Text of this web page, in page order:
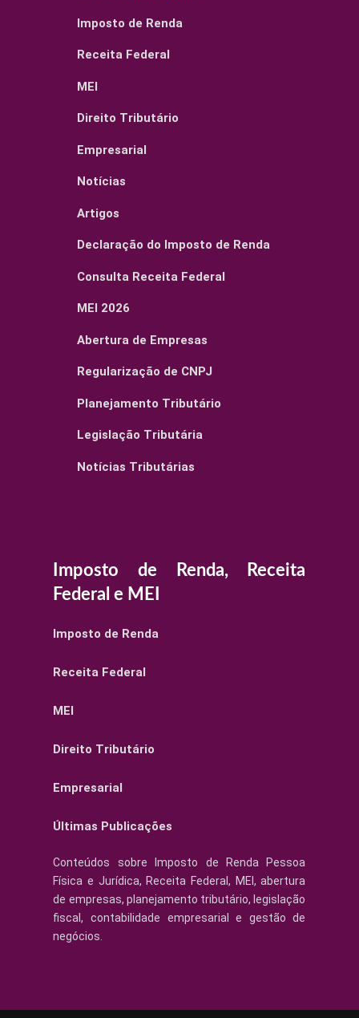
Imposto de Renda
Receita Federal
MEI
Direito Tributário
Empresarial
Notícias
Artigos
Declaração do Imposto de Renda
Consulta Receita Federal
MEI 2026
Abertura de Empresas
Regularização de CNPJ
Planejamento Tributário
Legislação Tributária
Notícias Tributárias
Imposto de Renda, Receita
Federal e MEI
Imposto de Renda
Receita Federal
MEI
Direito Tributário
Empresarial
Últimas Publicações
Conteúdos sobre Imposto de Renda Pessoa
Física e Jurídica, Receita Federal, MEI, abertura
de empresas, planejamento tributário, legislação
fiscal, contabilidade empresarial e gestão de
negócios.